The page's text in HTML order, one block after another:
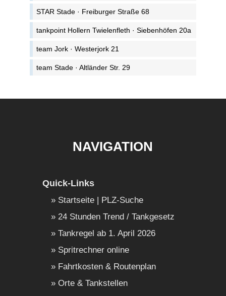
STAR Stade · Freiburger Straße 68
tankpoint Hollern Twielenfleth · Siebenhöfen 20a
team Jork · Westerjork 21
team Stade · Altländer Str. 29
NAVIGATION
Quick-Links
Startseite | PLZ-Suche
24 Stunden Trend / Tankgesetz
Tankregel ab 1. April 2026
Spritrechner online
Fahrtkosten & Routenplan
Orte & Tankstellen